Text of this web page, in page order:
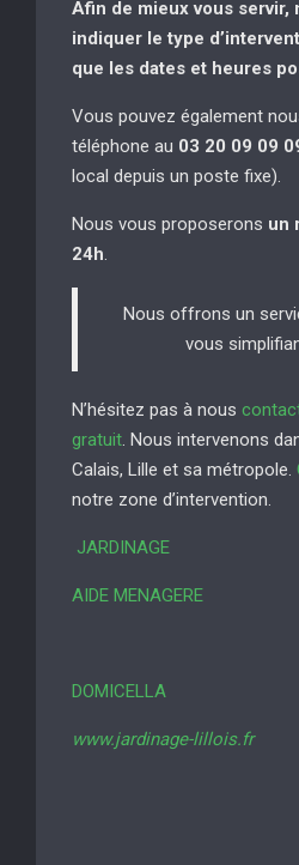
Afin de mieux vous servir,
indiquer le type
que les dates et heures
Vous pouvez également
téléphone au 03 20 09 09
local depuis un poste fixe).
Nous vous proposerons un
24h.
Nous offrons un
vous
N’hésitez pas à nous
gratuit. Nous intervenons
Calais, Lille et sa métropole.
notre zone d’intervention.
JARDINAGE
AIDE MENAGERE
DOMICELLA
www.jardinage-lillois.fr